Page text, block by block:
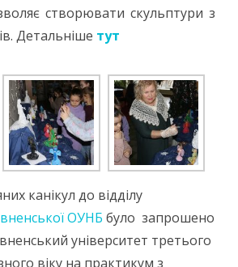
створювати скульптури з
Детальніше тут
канікул до відділу
ОУНБ було запрошено
університет третього
віку на практикум з